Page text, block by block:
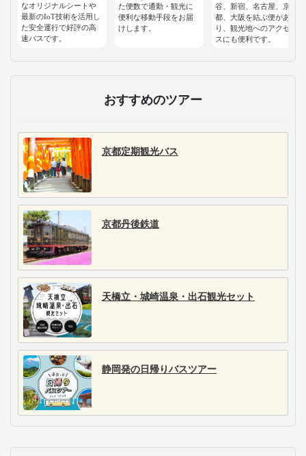
なオリジナルシートや
最新のIoT技術を活用し
た安全運行で好評の高
速バスです。
た便数で通勤・観光に
便利な移動手段をお届
けします。
谷、新宿、名古屋、京
都、大阪を結ぶ便があ
り、観光地へのアクセ
スにも便利です。
おすすめのツアー
京都定期観光バス
京都丹後鉄道
天橋立・城崎温泉・出石観光セット
静岡発の日帰りバスツアー